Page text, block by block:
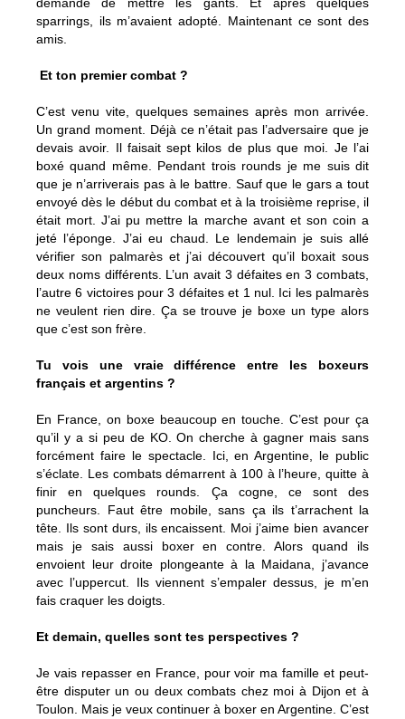
sparrings, ils m’avaient adopté. Maintenant ce sont des
amis.
Et ton premier combat ?
C’est venu vite, quelques semaines après mon arrivée.
Un grand moment. Déjà ce n’était pas l’adversaire que je
devais avoir. Il faisait sept kilos de plus que moi. Je l’ai
boxé quand même. Pendant trois rounds je me suis dit
que je n’arriverais pas à le battre. Sauf que le gars a tout
envoyé dès le début du combat et à la troisième reprise, il
était mort. J’ai pu mettre la marche avant et son coin a
jeté l’éponge. J’ai eu chaud. Le lendemain je suis allé
vérifier son palmarès et j’ai découvert qu’il boxait sous
deux noms différents. L’un avait 3 défaites en 3 combats,
l’autre 6 victoires pour 3 défaites et 1 nul. Ici les palmarès
ne veulent rien dire. Ça se trouve je boxe un type alors
que c’est son frère.
Tu vois une vraie différence entre les boxeurs
français et argentins ?
En France, on boxe beaucoup en touche. C’est pour ça
qu’il y a si peu de KO. On cherche à gagner mais sans
forcément faire le spectacle. Ici, en Argentine, le public
s’éclate. Les combats démarrent à 100 à l’heure, quitte à
finir en quelques rounds. Ça cogne, ce sont des
puncheurs. Faut être mobile, sans ça ils t’arrachent la
tête. Ils sont durs, ils encaissent. Moi j’aime bien avancer
mais je sais aussi boxer en contre. Alors quand ils
envoient leur droite plongeante à la Maidana, j’avance
avec l’uppercut. Ils viennent s’empaler dessus, je m’en
fais craquer les doigts.
Et demain, quelles sont tes perspectives ?
Je vais repasser en France, pour voir ma famille et peut-
être disputer un ou deux combats chez moi à Dijon et à
Toulon. Mais je veux continuer à boxer en Argentine. C’est